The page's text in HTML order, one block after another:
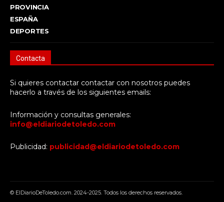
PROVINCIA
ESPAÑA
DEPORTES
Contacta
Si quieres contactar contactar con nosotros puedes
hacerlo a través de los siguientes emails:
Información y consultas generales:
info@eldiariodetoledo.com
Publicidad: publicidad@eldiariodetoledo.com
© ElDiarioDeToledo.com. 2024-2025. Todos los derechos reservados.